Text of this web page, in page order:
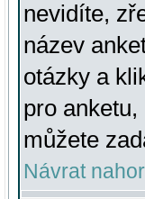
nevidíte,
název
otázky a
pro
můžete
Návrat